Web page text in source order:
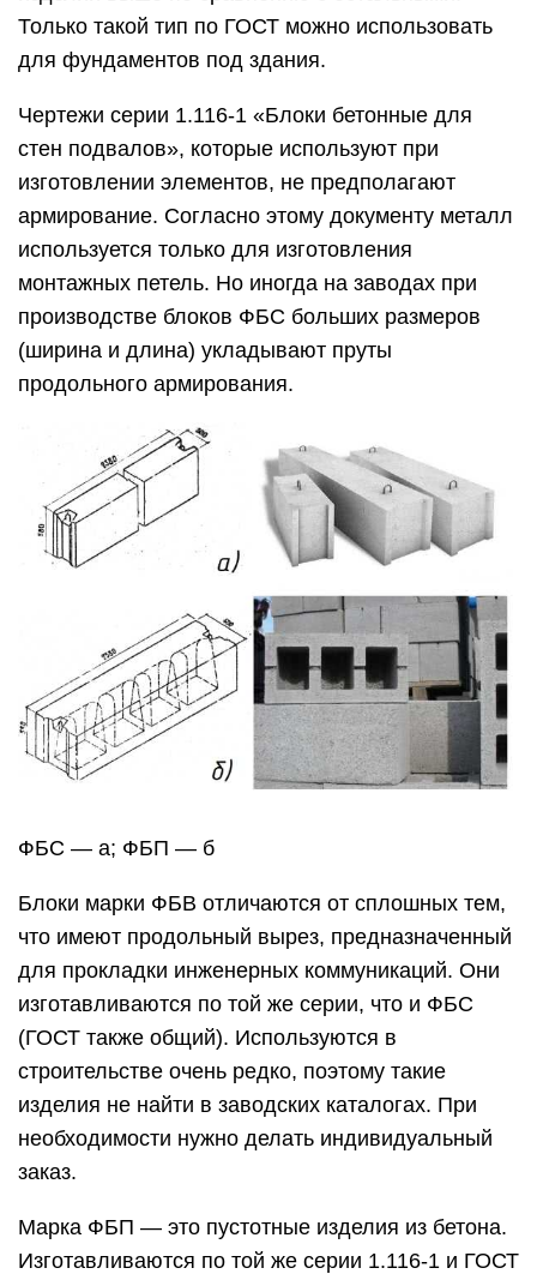
Только такой тип по ГОСТ можно использовать
для фундаментов под здания.
Чертежи серии 1.116-1 «Блоки бетонные для
стен подвалов», которые используют при
изготовлении элементов, не предполагают
армирование. Согласно этому документу металл
используется только для изготовления
монтажных петель. Но иногда на заводах при
производстве блоков ФБС больших размеров
(ширина и длина) укладывают пруты
продольного армирования.
ФБС — а; ФБП — б
Блоки марки ФБВ отличаются от сплошных тем,
что имеют продольный вырез, предназначенный
для прокладки инженерных коммуникаций. Они
изготавливаются по той же серии, что и ФБС
(ГОСТ также общий). Используются в
строительстве очень редко, поэтому такие
изделия не найти в заводских каталогах. При
необходимости нужно делать индивидуальный
заказ.
Марка ФБП — это пустотные изделия из бетона.
Изготавливаются по той же серии 1.116-1 и ГОСТ